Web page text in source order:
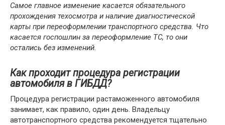
Самое главное изменение касается обязательного
прохождения техосмотра и наличие диагностической
карты при переоформлении транспортного средства. Что
касается госпошлин за переоформление ТС, то они
остались без изменений.
Как проходит процедура регистрации
автомобиля в ГИБДД?
Процедура регистрации растаможенного автомобиля
занимает, как правило, один день. Владельцу
автотранспортного средства рекомендуется тщательно